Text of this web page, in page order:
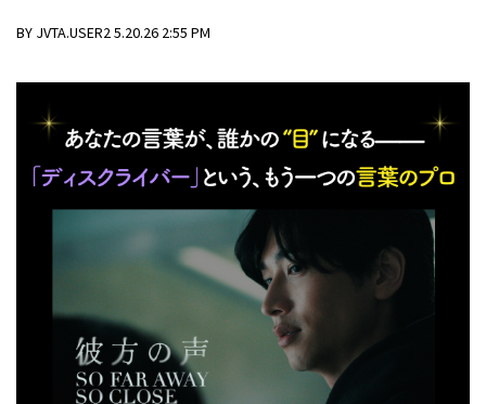
BY JVTA.USER2 5.20.26 2:55 PM